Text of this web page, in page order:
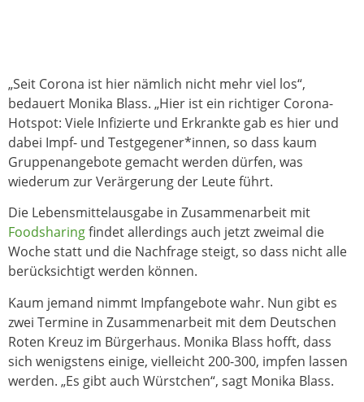
„Seit Corona ist hier nämlich nicht mehr viel los“,
bedauert Monika Blass. „Hier ist ein richtiger Corona-
Hotspot: Viele Infizierte und Erkrankte gab es hier und
dabei Impf- und Testgegener*innen, so dass kaum
Gruppenangebote gemacht werden dürfen, was
wiederum zur Verärgerung der Leute führt.
Die Lebensmittelausgabe in Zusammenarbeit mit
Foodsharingfindet allerdings auch jetzt zweimal die
Woche statt und die Nachfrage steigt, so dass nicht alle
berücksichtigt werden können.
Kaum jemand nimmt Impfangebote wahr. Nun gibt es
zwei Termine in Zusammenarbeit mit dem Deutschen
Roten Kreuz im Bürgerhaus. Monika Blass hofft, dass
sich wenigstens einige, vielleicht 200-300, impfen lassen
werden. „Es gibt auch Würstchen“, sagt Monika Blass.